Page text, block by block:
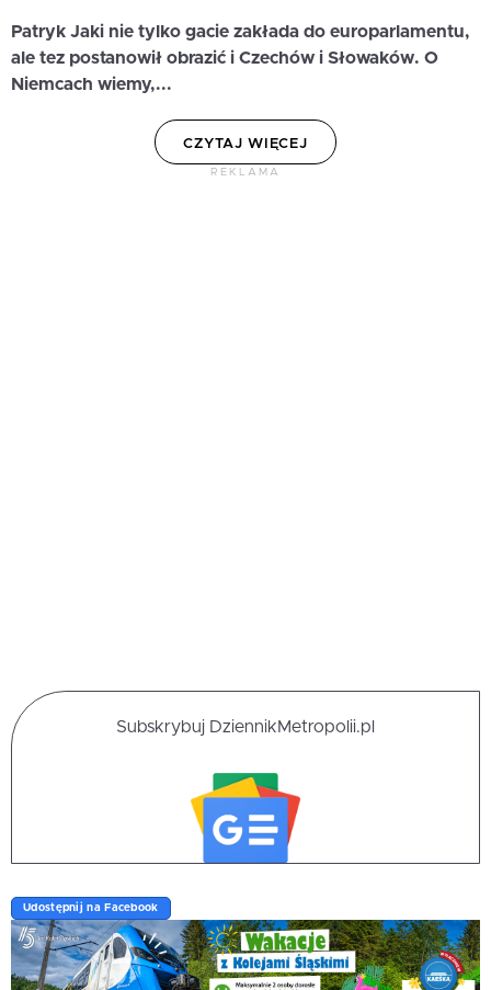
Patryk Jaki nie tylko gacie zakłada do europarlamentu,
ale tez postanowił obrazić i Czechów i Słowaków. O
Niemcach wiemy,...
CZYTAJ WIĘCEJ
REKLAMA
Subskrybuj DziennikMetropolii.pl
Udostępnij na Facebook